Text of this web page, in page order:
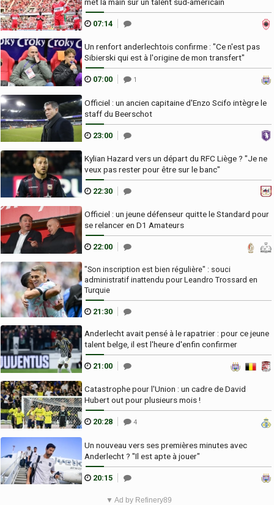
07:14
Un renfort anderlechtois confirme : "Ce n'est pas
Sibierski qui est à l'origine de mon transfert"
07:00 1
Officiel : un ancien capitaine d'Enzo Scifo intègre le
staff du Beerschot
23:00
Kylian Hazard vers un départ du RFC Liège ? "Je ne
veux pas rester pour être sur le banc"
22:30
Officiel : un jeune défenseur quitte le Standard pour
se relancer en D1 Amateurs
22:00
"Son inscription est bien régulière" : souci
administratif inattendu pour Leandro Trossard en
Turquie
21:30
Anderlecht avait pensé à le rapatrier : pour ce jeune
talent belge, il est l'heure d'enfin confirmer
21:00
Catastrophe pour l'Union : un cadre de David
Hubert out pour plusieurs mois !
20:28 4
Un nouveau vers ses premières minutes avec
Anderlecht ? "Il est apte à jouer"
20:15
▼ Ad by Refinery89